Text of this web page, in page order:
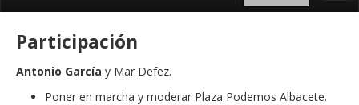
Facebook
Instagram
Bluesky
Portavoz Municipal
Consejo Ciudadano Municipal
Participación
Antonio García y Mar Defez.
Poner en marcha y moderar Plaza Podemos Albacete.